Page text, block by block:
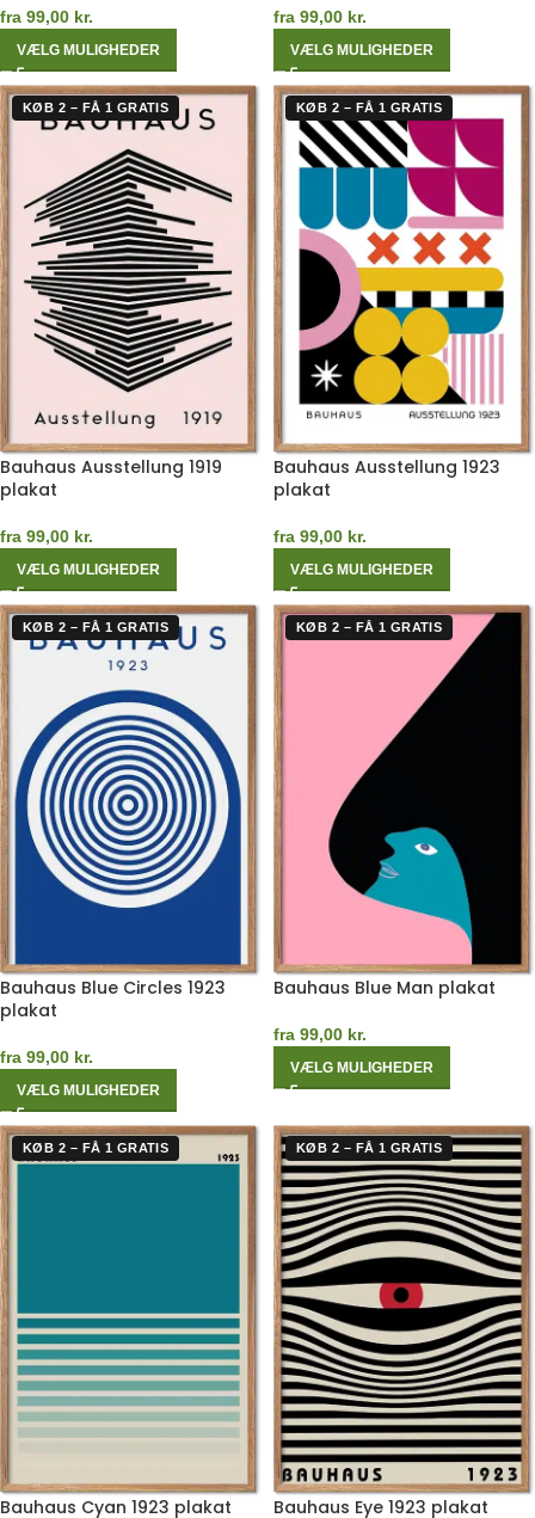
fra 99,00 kr.
VÆLG MULIGHEDER
fra 99,00 kr.
VÆLG MULIGHEDER
KØB 2 – FÅ 1 GRATIS
Bauhaus Ausstellung 1919
plakat
fra 99,00 kr.
VÆLG MULIGHEDER
KØB 2 – FÅ 1 GRATIS
Bauhaus Ausstellung 1923
plakat
fra 99,00 kr.
VÆLG MULIGHEDER
KØB 2 – FÅ 1 GRATIS
Bauhaus Blue Circles 1923
plakat
fra 99,00 kr.
VÆLG MULIGHEDER
KØB 2 – FÅ 1 GRATIS
Bauhaus Blue Man plakat
fra 99,00 kr.
VÆLG MULIGHEDER
KØB 2 – FÅ 1 GRATIS
Bauhaus Cyan 1923 plakat
KØB 2 – FÅ 1 GRATIS
Bauhaus Eye 1923 plakat